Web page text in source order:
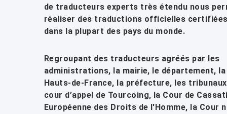
de traducteurs experts très étendu nous
réaliser des traductions officielles
dans la plupart des pays du monde.
Regroupant des traducteurs agréés par les
administrations, la mairie, le département,
Hauts-de-France, la préfecture, les
cour d’appel de Tourcoing, la Cour de
Européenne des Droits de l'Homme, la Cour